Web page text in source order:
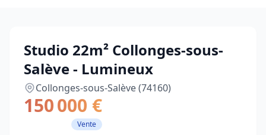
Studio 22m² Collonges-sous-
Salève - Lumineux
Collonges-sous-Salève (74160)
150 000 €
Vente